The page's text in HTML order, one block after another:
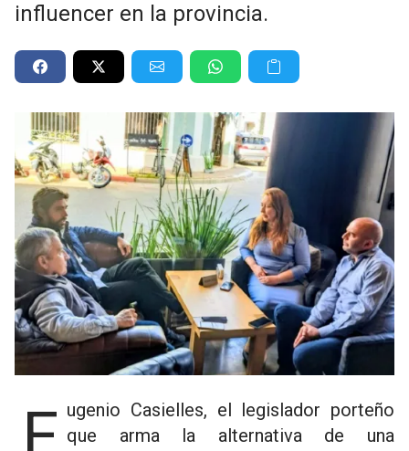
influencer en la provincia.
que arma la alternativa de una